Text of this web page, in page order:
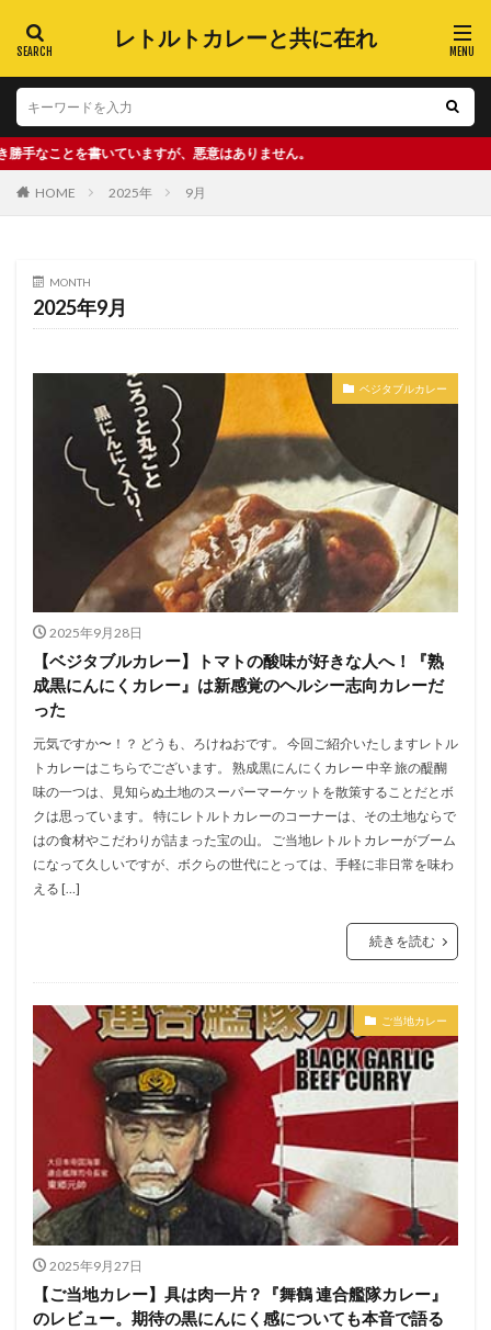
レトルトカレーと共に在れ
いていますが、悪意はありません。
HOME 2025年 9月
MONTH
2025年9月
ベジタブルカレー
2025年9月28日
【ベジタブルカレー】トマトの酸味が好きな人へ！『熟
成黒にんにくカレー』は新感覚のヘルシー志向カレーだ
った
元気ですか〜！？ どうも、ろけねおです。 今回ご紹介いたしますレトル
トカレーはこちらでございます。 熟成黒にんにくカレー 中辛 旅の醍醐
味の一つは、見知らぬ土地のスーパーマーケットを散策することだとボ
クは思っています。 特にレトルトカレーのコーナーは、その土地ならで
はの食材やこだわりが詰まった宝の山。 ご当地レトルトカレーがブーム
になって久しいですが、ボクらの世代にとっては、手軽に非日常を味わ
える […]
続きを読む
ご当地カレー
2025年9月27日
【ご当地カレー】具は肉一片？『舞鶴 連合艦隊カレー』
のレビュー。期待の黒にんにく感についても本音で語る